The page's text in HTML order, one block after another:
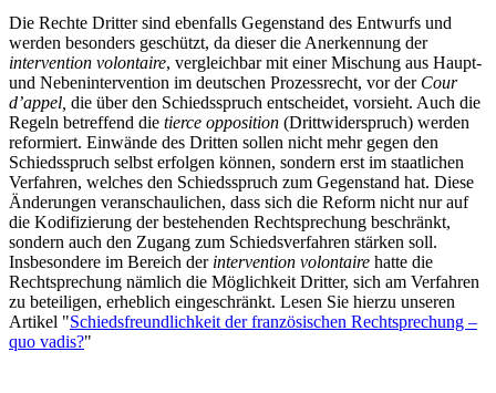
Die Rechte Dritter sind ebenfalls Gegenstand des Entwurfs und
werden besonders geschützt, da dieser die Anerkennung der
intervention volontaire, vergleichbar mit einer Mischung aus Haupt-
und Nebenintervention im deutschen Prozessrecht, vor der Cour
d’appel, die über den Schiedsspruch entscheidet, vorsieht. Auch die
Regeln betreffend die tierce opposition (Drittwiderspruch) werden
reformiert. Einwände des Dritten sollen nicht mehr gegen den
Schiedsspruch selbst erfolgen können, sondern erst im staatlichen
Verfahren, welches den Schiedsspruch zum Gegenstand hat. Diese
Änderungen veranschaulichen, dass sich die Reform nicht nur auf
die Kodifizierung der bestehenden Rechtsprechung beschränkt,
sondern auch den Zugang zum Schiedsverfahren stärken soll.
Insbesondere im Bereich der intervention volontaire hatte die
Rechtsprechung nämlich die Möglichkeit Dritter, sich am Verfahren
zu beteiligen, erheblich eingeschränkt. Lesen Sie hierzu unseren
Artikel "Schiedsfreundlichkeit der französischen Rechtsprechung –
quo vadis?"